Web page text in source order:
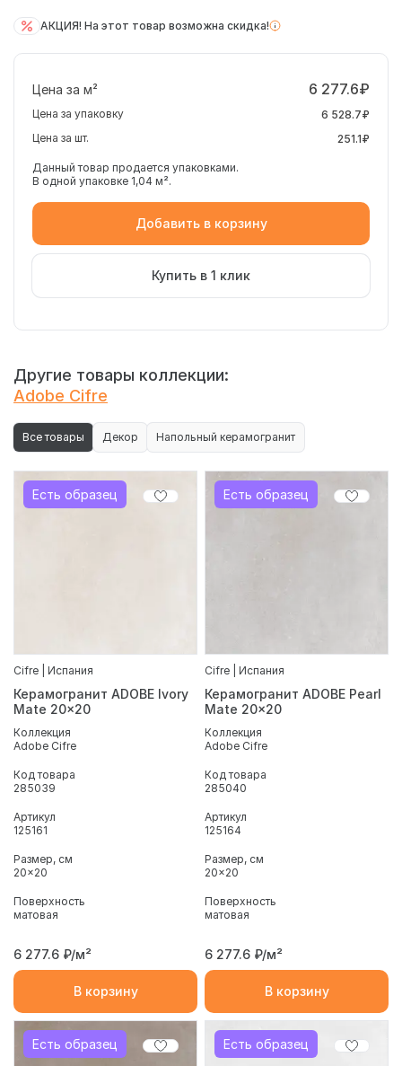
АКЦИЯ! На этот товар возможна скидка!
Цена за м² 6 277.6₽
Цена за упаковку
6 528.7₽
Цена за шт.
251.1₽
Данный товар продается упаковками.
В одной упаковке 1,04 м².
Добавить в корзину
Купить в 1 клик
Другие товары коллекции:
Adobe Cifre
Все товары Декор Напольный керамогранит
Есть образец
Cifre | Испания
Керамогранит ADOBE Ivory
Mate 20x20
Коллекция
Adobe Cifre
Код товара
285039
Артикул
125161
Размер, см
20x20
Поверхность
матовая
6 277.6 ₽/м²
В корзину
Есть образец
Cifre | Испания
Керамогранит ADOBE Pearl
Mate 20x20
Коллекция
Adobe Cifre
Код товара
285040
Артикул
125164
Размер, см
20x20
Поверхность
матовая
6 277.6 ₽/м²
В корзину
Есть образец Есть образец